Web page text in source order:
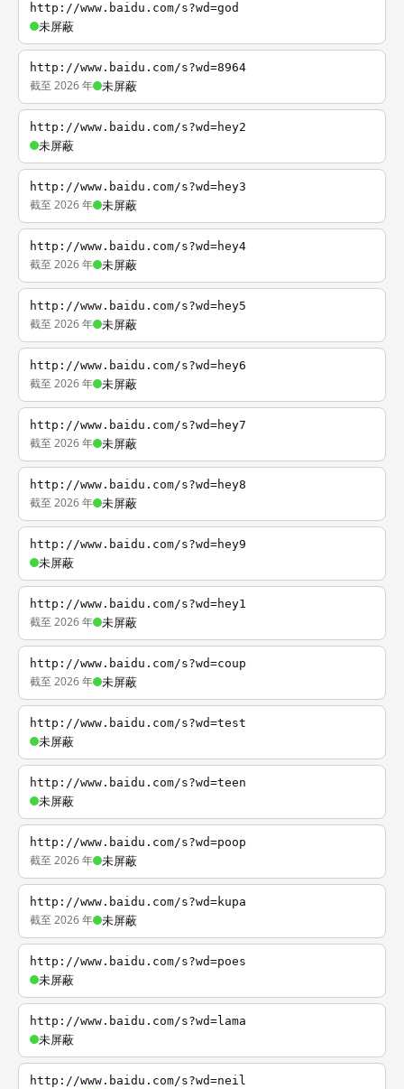
http://www.baidu.com/s?wd=god
未屏蔽
http://www.baidu.com/s?wd=8964
截至 2026 年 未屏蔽
http://www.baidu.com/s?wd=hey2
未屏蔽
http://www.baidu.com/s?wd=hey3
截至 2026 年 未屏蔽
http://www.baidu.com/s?wd=hey4
截至 2026 年 未屏蔽
http://www.baidu.com/s?wd=hey5
截至 2026 年 未屏蔽
http://www.baidu.com/s?wd=hey6
截至 2026 年 未屏蔽
http://www.baidu.com/s?wd=hey7
截至 2026 年 未屏蔽
http://www.baidu.com/s?wd=hey8
截至 2026 年 未屏蔽
http://www.baidu.com/s?wd=hey9
未屏蔽
http://www.baidu.com/s?wd=hey1
截至 2026 年 未屏蔽
http://www.baidu.com/s?wd=coup
截至 2026 年 未屏蔽
http://www.baidu.com/s?wd=test
未屏蔽
http://www.baidu.com/s?wd=teen
未屏蔽
http://www.baidu.com/s?wd=poop
截至 2026 年 未屏蔽
http://www.baidu.com/s?wd=kupa
截至 2026 年 未屏蔽
http://www.baidu.com/s?wd=poes
未屏蔽
http://www.baidu.com/s?wd=lama
未屏蔽
http://www.baidu.com/s?wd=neil